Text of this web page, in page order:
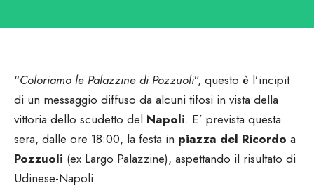
“Coloriamo le Palazzine di Pozzuoli”, questo è l’incipit
di un messaggio diffuso da alcuni tifosi in vista della
vittoria dello scudetto del Napoli. E’ prevista questa
sera, dalle ore 18:00, la festa in piazza del Ricordo a
Pozzuoli (ex Largo Palazzine), aspettando il risultato di
Udinese-Napoli.